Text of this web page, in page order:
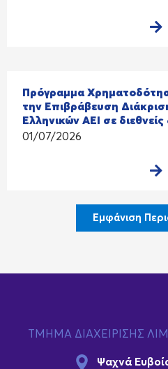
Πρόγραμμα
την Επιβράβευση
Ελληνικών ΑΕΙ σε
01/07/2026
Εμφάνιση
ΤΜΗΜΑ ΔΙΑΧΕΙΡΙΣΗΣ
Ψαχνά